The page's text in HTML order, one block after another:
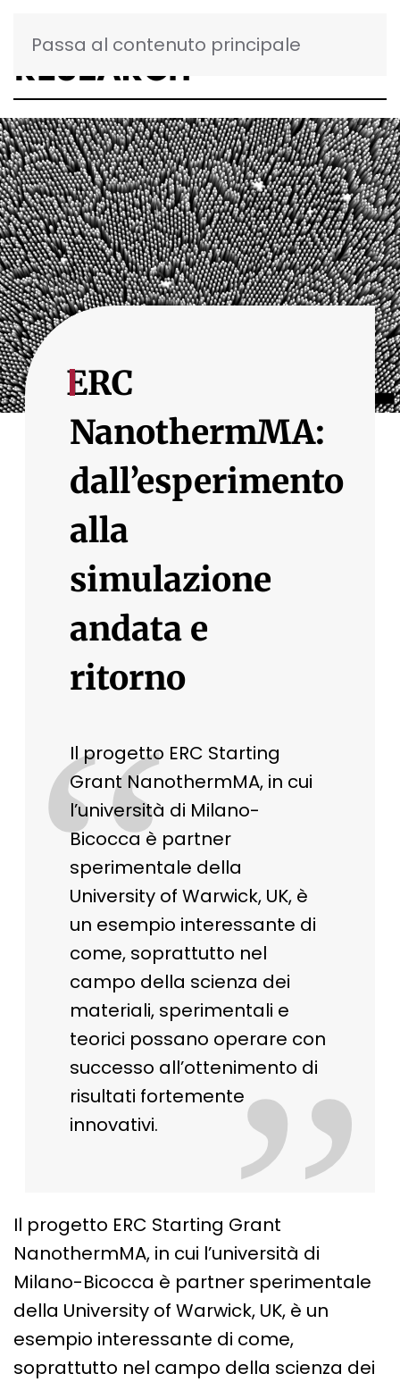
Passa al contenuto principale
ERC
NanothermMA:
dall’esperimento
alla
simulazione
andata e
ritorno
“
Il progetto ERC Starting
Grant NanothermMA, in cui
l’università di Milano-
Bicocca è partner
sperimentale della
University of Warwick, UK, è
un esempio interessante di
come, soprattutto nel
campo della scienza dei
materiali, sperimentali e
teorici possano operare con
successo all’ottenimento di
risultati fortemente
innovativi.
”
Il progetto ERC Starting Grant
NanothermMA, in cui l’università di
Milano-Bicocca è partner sperimentale
della University of Warwick, UK, è un
esempio interessante di come,
soprattutto nel campo della scienza dei